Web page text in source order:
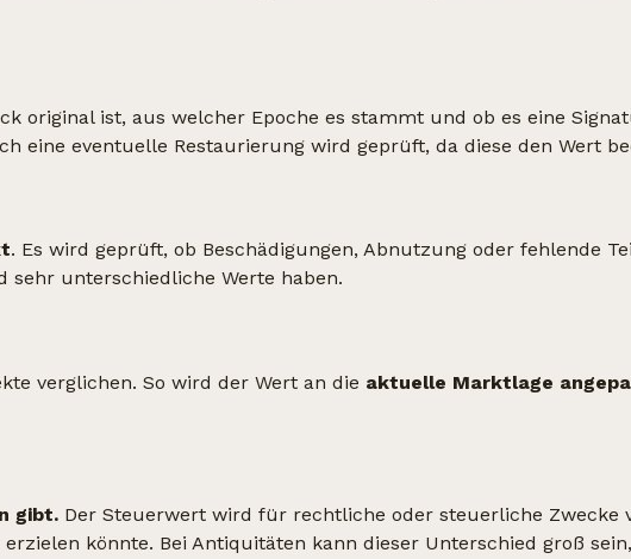
original ist, aus welcher Epoche es stammt und ob es eine
eine eventuelle Restaurierung wird geprüft, da diese den Wert
. Es wird geprüft, ob Beschädigungen, Abnutzung oder fehlende
sehr unterschiedliche Werte haben.
verglichen. So wird der Wert an die aktuelle Marktlage
gibt. Der Steuerwert wird für rechtliche oder steuerliche Zwecke
könnte. Bei Antiquitäten kann dieser Unterschied groß